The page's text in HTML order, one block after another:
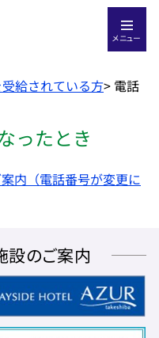
メニュー
給されている方> 電話
ったとき
内（電話番号が変更に
設のご案内